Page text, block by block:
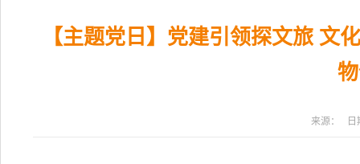
【主题党日】党建引领探文旅
来源：